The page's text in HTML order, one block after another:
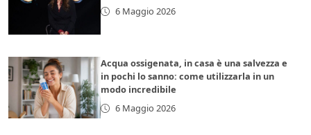
6 Maggio 2026
Acqua ossigenata, in casa è una salvezza e
in pochi lo sanno: come utilizzarla in un
modo incredibile
6 Maggio 2026